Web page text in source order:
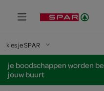
kies je SPAR
je boodschappen worden
jouw buurt